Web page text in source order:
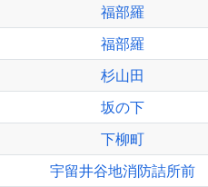
福部羅
福部羅
杉山田
坂の下
下柳町
宇留井谷地消防詰所前